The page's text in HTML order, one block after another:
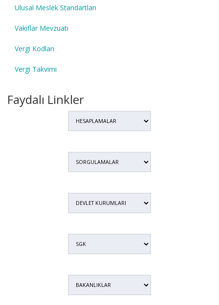
Ulusal Meslek Standartları
Vakıflar Mevzuatı
Vergi Kodları
Vergi Takvimi
Faydalı Linkler